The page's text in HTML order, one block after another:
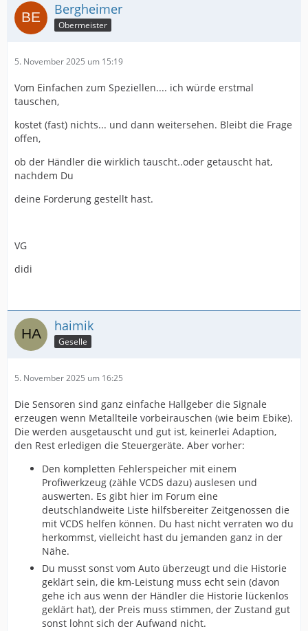
Bergheimer
Obermeister
5. November 2025 um 15:19
Vom Einfachen zum Speziellen.... ich würde erstmal
tauschen,
kostet (fast) nichts... und dann weitersehen. Bleibt die Frage
offen,
ob der Händler die wirklich tauscht..oder getauscht hat,
nachdem Du
deine Forderung gestellt hast.
VG
didi
haimik
Geselle
5. November 2025 um 16:25
Die Sensoren sind ganz einfache Hallgeber die Signale
erzeugen wenn Metallteile vorbeirauschen (wie beim Ebike).
Die werden ausgetauscht und gut ist, keinerlei Adaption,
den Rest erledigen die Steuergeräte. Aber vorher:
Den kompletten Fehlerspeicher mit einem
Profiwerkzeug (zähle VCDS dazu) auslesen und
auswerten. Es gibt hier im Forum eine
deutschlandweite Liste hilfsbereiter Zeitgenossen die
mit VCDS helfen können. Du hast nicht verraten wo du
herkommst, vielleicht hast du jemanden ganz in der
Nähe.
Du musst sonst vom Auto überzeugt und die Historie
geklärt sein, die km-Leistung muss echt sein (davon
gehe ich aus wenn der Händler die Historie lückenlos
geklärt hat), der Preis muss stimmen, der Zustand gut
sonst lohnt sich der Aufwand nicht.